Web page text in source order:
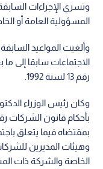
وتسري الإجراءات
المسؤولية العامة أو
وألغيت المواعيد
الاجتماعات سابقا إلى ما
رقم 13 لسنة 1992.
وكان رئيس الوزراء
بمقتضاه فيما يتعلق
وهيئات المديرين
الخاصة والشركة ذات